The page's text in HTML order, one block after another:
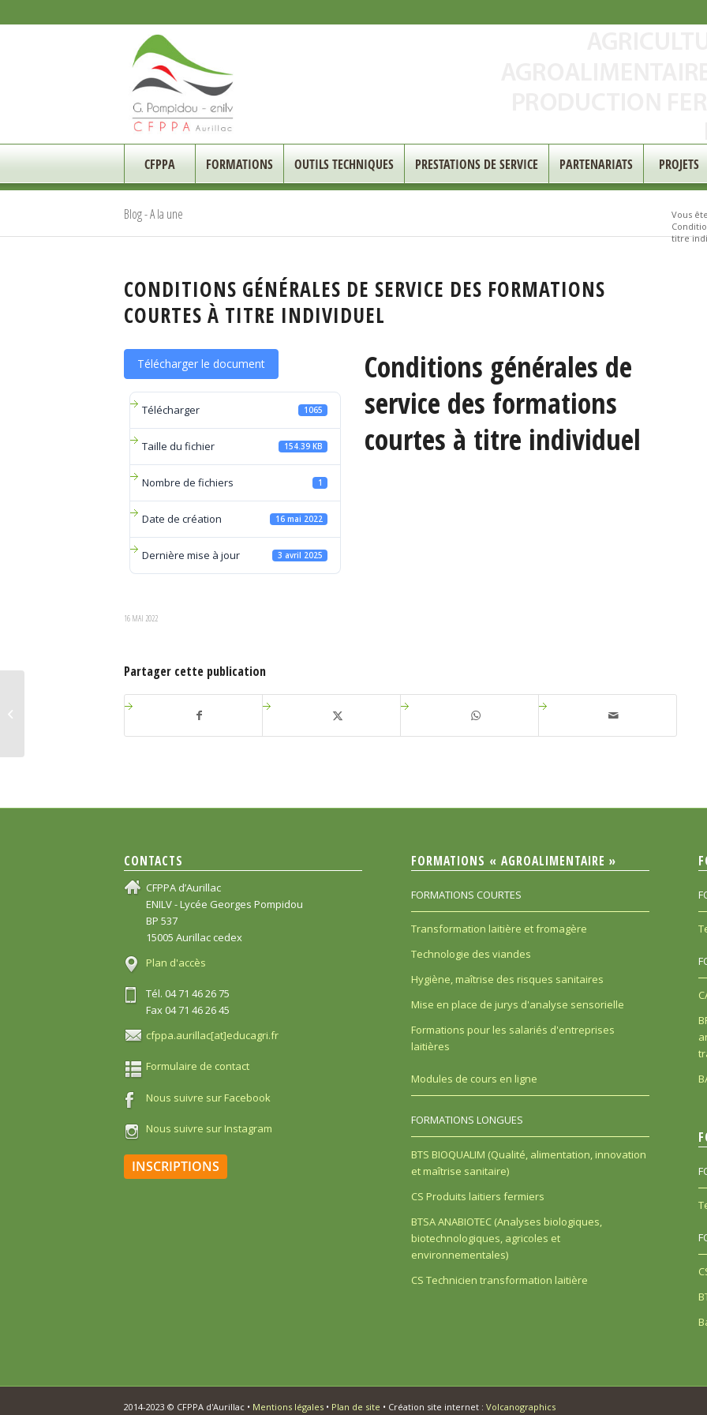
CFPPA FORMATIONS OUTILS TECHNIQUES PRESTATIONS DE SERVICE PARTENARIATS PROJETS
Blog - A la une Vous
titre
CONDITIONS GÉNÉRALES DE SERVICE DES FORMATIONS
COURTES À TITRE INDIVIDUEL
Télécharger le document
Télécharger 1065
Taille du fichier 154.39 KB
Nombre de fichiers 1
Date de création 16 mai 2022
Dernière mise à jour 3 avril 2025
Conditions générales de
service des formations
courtes à titre individuel
16 MAI 2022
Partager cette publication
CONTACTS
CFPPA d’Aurillac
ENILV - Lycée Georges Pompidou
BP 537
15005 Aurillac cedex
Plan d'accès
Tél. 04 71 46 26 75
Fax 04 71 46 26 45
cfppa.aurillac[at]educagri.fr
Formulaire de contact
Nous suivre sur Facebook
Nous suivre sur Instagram
INSCRIPTIONS
FORMATIONS « AGROALIMENTAIRE »
FORMATIONS COURTES
Transformation laitière et fromagère
Technologie des viandes
Hygiène, maîtrise des risques sanitaires
Mise en place de jurys d'analyse sensorielle
Formations pour les salariés d'entreprises
laitières
Modules de cours en ligne
FORMATIONS LONGUES
BTS BIOQUALIM (Qualité, alimentation, innovation
et maîtrise sanitaire)
CS Produits laitiers fermiers
BTSA ANABIOTEC (Analyses biologiques,
biotechnologiques, agricoles et
environnementales)
CS Technicien transformation laitière
2014-2023 © CFPPA d'Aurillac • Mentions légales • Plan de site • Création site internet : Volcanographics
Programme du voyage